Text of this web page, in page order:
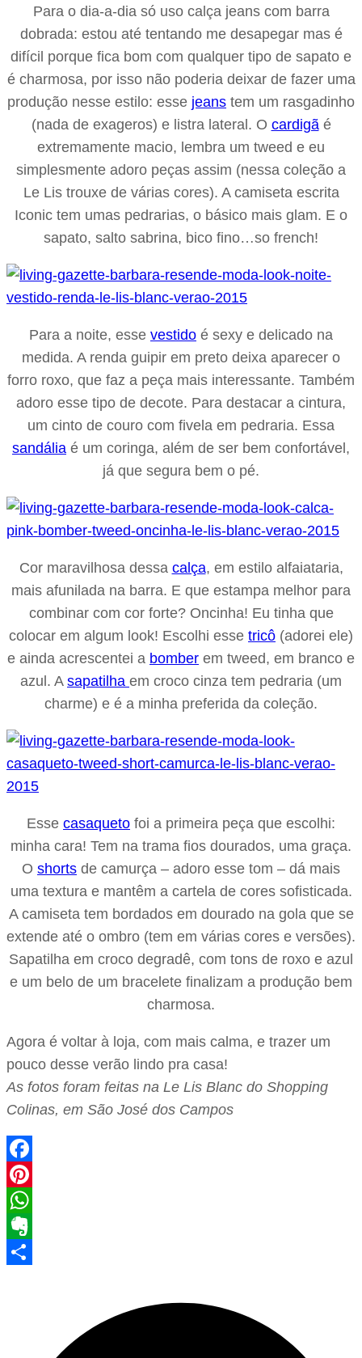
Para o dia-a-dia só uso calça jeans com barra
dobrada: estou até tentando me desapegar mas é
difícil porque fica bom com qualquer tipo de sapato e
é charmosa, por isso não poderia deixar de fazer uma
produção nesse estilo: esse jeans tem um rasgadinho
(nada de exageros) e listra lateral. O cardigãé
extremamente macio, lembra um tweed e eu
simplesmente adoro peças assim (nessa coleção a
Le Lis trouxe de várias cores). A camiseta escrita
Iconic tem umas pedrarias, o básico mais glam. E o
sapato, salto sabrina, bico fino…so french!
Para a noite, esse vestido é sexy e delicado na
medida. A renda guipir em preto deixa aparecer o
forro roxo, que faz a peça mais interessante. Também
adoro esse tipo de decote. Para destacar a cintura,
um cinto de couro com fivela em pedraria. Essa
sandália é um coringa, além de ser bem confortável,
já que segura bem o pé.
Cor maravilhosa dessa calça, em estilo alfaiataria,
mais afunilada na barra. E que estampa melhor para
combinar com cor forte? Oncinha! Eu tinha que
colocar em algum look! Escolhi esse tricô (adorei ele)
e ainda acrescentei a bomber em tweed, em branco e
azul. A sapatilha em croco cinza tem pedraria (um
charme) e é a minha preferida da coleção.
Esse casaqueto foi a primeira peça que escolhi:
minha cara! Tem na trama fios dourados, uma graça.
O shorts de camurça – adoro esse tom – dá mais
uma textura e mantêm a cartela de cores sofisticada.
A camiseta tem bordados em dourado na gola que se
extende até o ombro (tem em várias cores e versões).
Sapatilha em croco degradê, com tons de roxo e azul
e um belo de um bracelete finalizam a produção bem
charmosa.
Agora é voltar à loja, com mais calma, e trazer um
pouco desse verão lindo pra casa!
As fotos foram feitas na Le Lis Blanc do Shopping
Colinas, em São José dos Campos
Facebook
Pinterest
WhatsApp
Evernote